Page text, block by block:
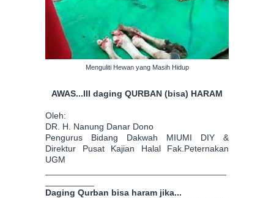
Menguliti Hewan yang Masih Hidup
AWAS...III daging QURBAN (bisa) HARAM
Oleh:
DR. H. Nanung Danar Dono
Pengurus Bidang Dakwah MIUMI DIY &
Direktur Pusat Kajian Halal Fak.Peternakan
UGM
Daging Qurban bisa haram jika...